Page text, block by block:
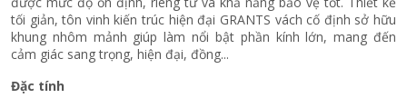
tối giản, tôn vinh kiến trúc hiện đại GRANTS vách cố định sở hữu
khung nhôm mảnh giúp làm nổi bật phần kính lớn, mang đến
cảm giác sang trọng, hiện đại, đồng...
Đặc tính